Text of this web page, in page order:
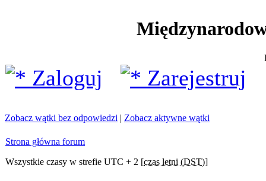
Zaloguj Zarejestruj
Zobacz wątki bez odpowiedzi | Zobacz aktywne wątki
Strona główna forum
Wszystkie czasy w strefie UTC + 2 [czas letni (DST)]